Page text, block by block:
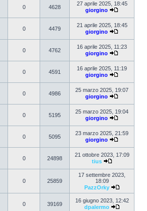
0 4628
27 aprile 2025, 18:45
giorgino
0 4479
21 aprile 2025, 18:45
giorgino
0 4762
16 aprile 2025, 11:23
giorgino
0 4591
16 aprile 2025, 11:19
giorgino
0 4986
25 marzo 2025, 19:07
giorgino
0 5195
25 marzo 2025, 19:04
giorgino
0 5095
23 marzo 2025, 21:59
giorgino
0 24898
21 ottobre 2023, 17:09
tius
0 25859
17 settembre 2023,
18:09
PazzOrky
0 39169
16 giugno 2023, 12:42
dpalermo